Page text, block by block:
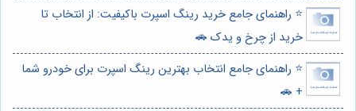
⭐️ راهنمای جامع خرید رینگ اسپرت باکیفیت: از انتخاب تا
خرید از چرخ و یدک 🚗
⭐️ راهنمای جامع انتخاب بهترین رینگ اسپرت برای خودرو شما
+ 🚗